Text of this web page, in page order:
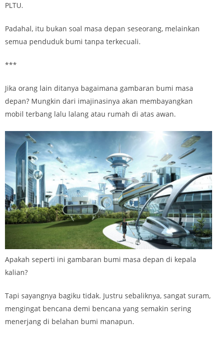
PLTU.
Padahal, itu bukan soal masa depan seseorang, melainkan
semua penduduk bumi tanpa terkecuali.
***
Jika orang lain ditanya bagaimana gambaran bumi masa
depan? Mungkin dari imajinasinya akan membayangkan
mobil terbang lalu lalang atau rumah di atas awan.
Apakah seperti ini gambaran bumi masa depan di kepala
kalian?
Tapi sayangnya bagiku tidak. Justru sebaliknya, sangat suram,
mengingat bencana demi bencana yang semakin sering
menerjang di belahan bumi manapun.